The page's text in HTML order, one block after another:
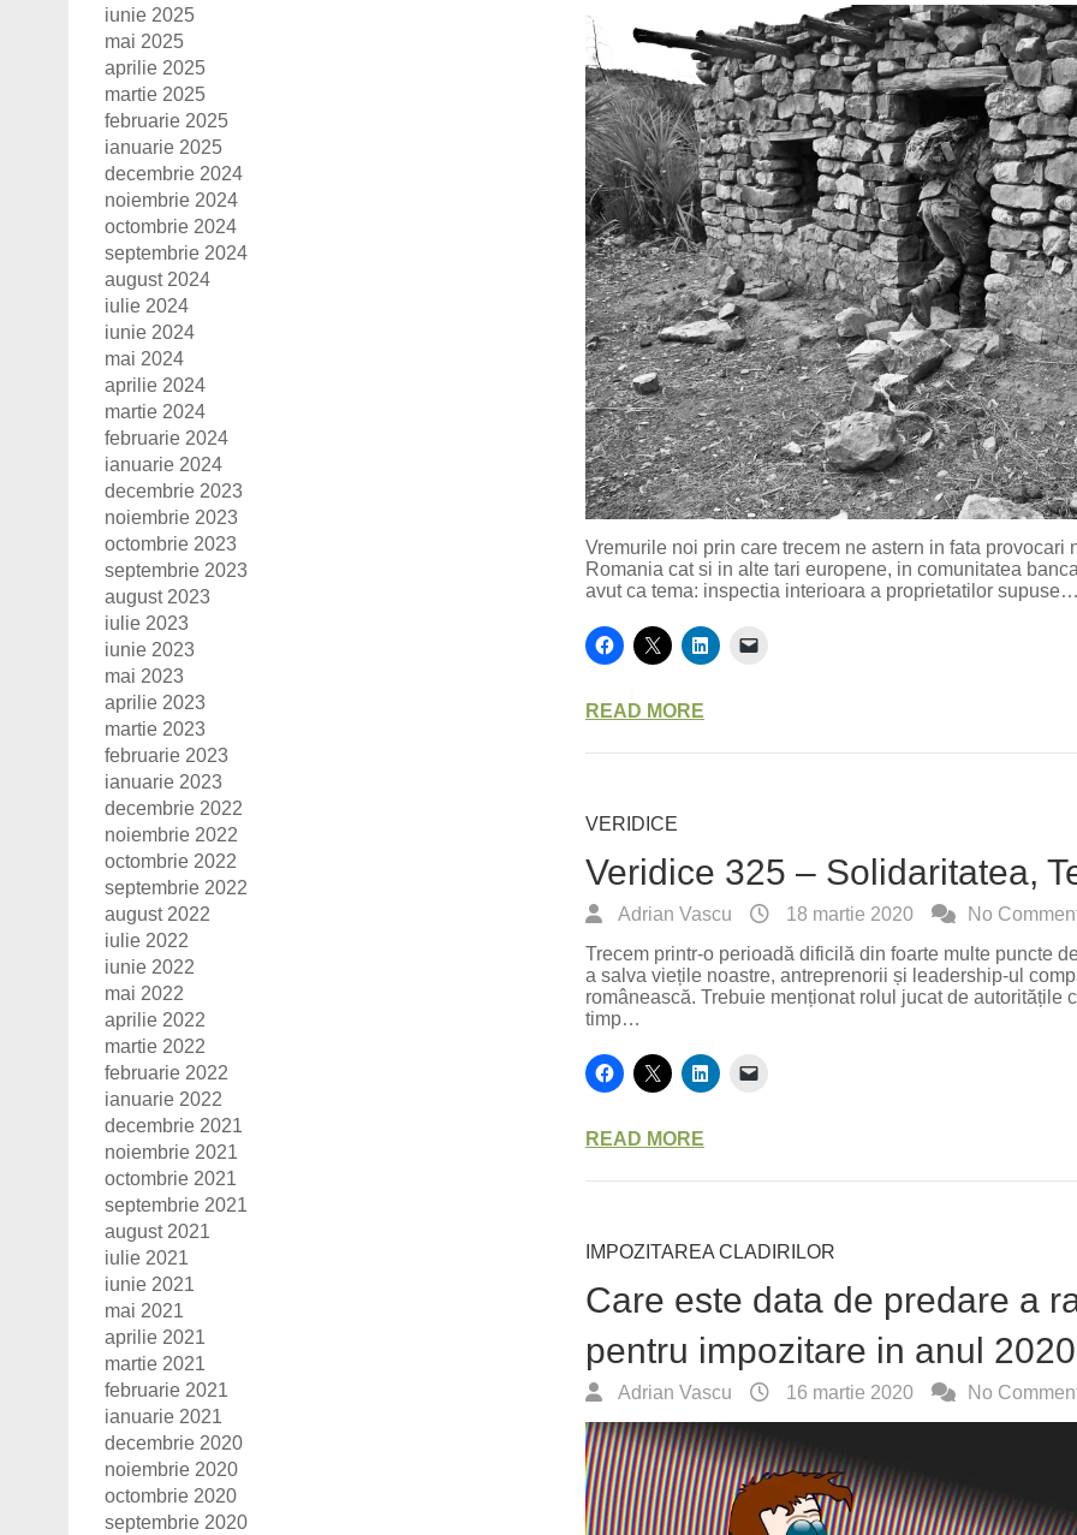
Vremurile noi prin care trecem ne astern in fata
Romania cat si in alte tari europene, in comunitatea
avut ca tema: inspectia interioara a proprietatilor
READ MORE
VERIDICE
Veridice 325 – Solidaritatea,
Adrian Vascu 18 martie 2020
No
Trecem printr-o perioadă dificilă din foarte multe puncte
a salva viețile noastre, antreprenorii și leadership-ul
românească. Trebuie menționat rolul jucat de autoritățile
timp…
READ MORE
IMPOZITAREA CLADIRILOR
Care este data de predare a
pentru impozitare in anul
Adrian Vascu 16 martie 2020 No
iunie 2025
mai 2025
aprilie 2025
martie 2025
februarie 2025
ianuarie 2025
decembrie 2024
noiembrie 2024
octombrie 2024
septembrie 2024
august 2024
iulie 2024
iunie 2024
mai 2024
aprilie 2024
martie 2024
februarie 2024
ianuarie 2024
decembrie 2023
noiembrie 2023
octombrie 2023
septembrie 2023
august 2023
iulie 2023
iunie 2023
mai 2023
aprilie 2023
martie 2023
februarie 2023
ianuarie 2023
decembrie 2022
noiembrie 2022
octombrie 2022
septembrie 2022
august 2022
iulie 2022
iunie 2022
mai 2022
aprilie 2022
martie 2022
februarie 2022
ianuarie 2022
decembrie 2021
noiembrie 2021
octombrie 2021
septembrie 2021
august 2021
iulie 2021
iunie 2021
mai 2021
aprilie 2021
martie 2021
februarie 2021
ianuarie 2021
decembrie 2020
noiembrie 2020
octombrie 2020
septembrie 2020